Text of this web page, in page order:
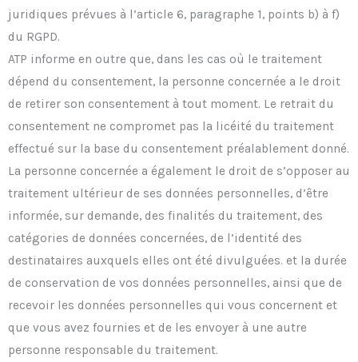
juridiques prévues à l’article 6, paragraphe 1, points b) à f)
du RGPD.
ATP informe en outre que, dans les cas où le traitement
dépend du consentement, la personne concernée a le droit
de retirer son consentement à tout moment. Le retrait du
consentement ne compromet pas la licéité du traitement
effectué sur la base du consentement préalablement donné.
La personne concernée a également le droit de s’opposer au
traitement ultérieur de ses données personnelles, d’être
informée, sur demande, des finalités du traitement, des
catégories de données concernées, de l’identité des
destinataires auxquels elles ont été divulguées. et la durée
de conservation de vos données personnelles, ainsi que de
recevoir les données personnelles qui vous concernent et
que vous avez fournies et de les envoyer à une autre
personne responsable du traitement.